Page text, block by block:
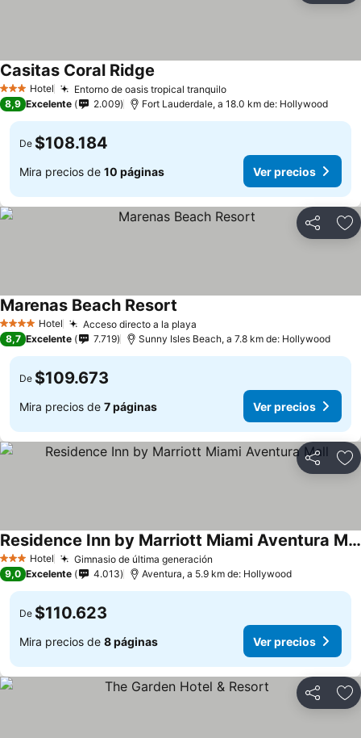
3 Estrellas
Hotel Entorno de oasis tropical tranquilo
Casitas Coral Ridge
8,9 Excelente 2.009 Fort Lauderdale, a 18.0 km de: Hollywood
De $108.184
Mira precios de 10 páginas Ver precios
Compartir
4 EstrellasHotel Acceso directo a la playa
Marenas Beach Resort
8,7 Excelente 7.719 Sunny Isles Beach, a 7.8 km de: Hollywood
De $109.673
Mira precios de 7 páginas Ver precios
Compartir
3 Estrellas
Hotel Gimnasio de última generación
Residence Inn by Marriott Miami Aventura Mall
9,0 Excelente 4.013 Aventura, a 5.9 km de: Hollywood
De $110.623
Mira precios de 8 páginas Ver precios
Compartir